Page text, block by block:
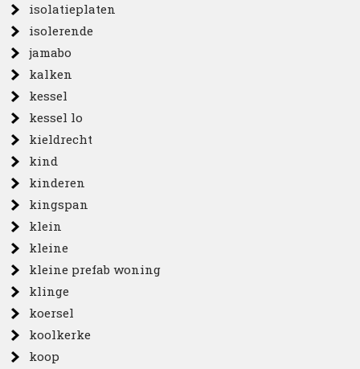
isolatieplaten
isolerende
jamabo
kalken
kessel
kessel lo
kieldrecht
kind
kinderen
kingspan
klein
kleine
kleine prefab woning
klinge
koersel
koolkerke
koop